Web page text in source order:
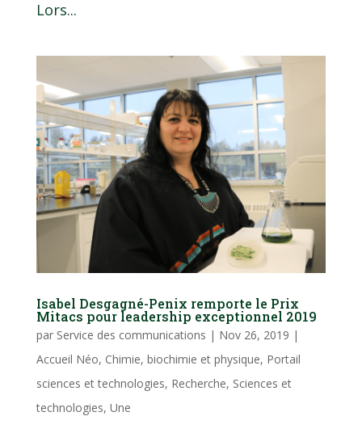
Lors...
Isabel Desgagné-Penix remporte le Prix
Mitacs pour leadership exceptionnel 2019
par Service des communications | Nov 26, 2019 |
Accueil Néo, Chimie, biochimie et physique, Portail
sciences et technologies, Recherche, Sciences et
technologies, Une